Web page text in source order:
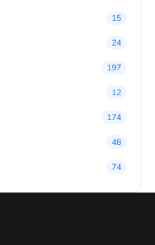
15
24
197
12
174
48
74